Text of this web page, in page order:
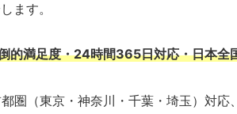
ます。
的満足度・24時間365日対応・日本全
圏（東京・神奈川・千葉・埼玉）対応、